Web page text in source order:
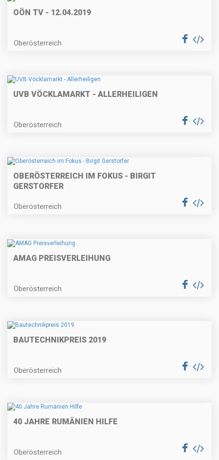
OÖN TV - 12.04.2019
Oberösterreich
UVB VÖCKLAMARKT - ALLERHEILIGEN
Oberösterreich
OBERÖSTERREICH IM FOKUS - BIRGIT
GERSTORFER
Oberösterreich
AMAG PREISVERLEIHUNG
Oberösterreich
BAUTECHNIKPREIS 2019
Oberösterreich
40 JAHRE RUMÄNIEN HILFE
Oberösterreich